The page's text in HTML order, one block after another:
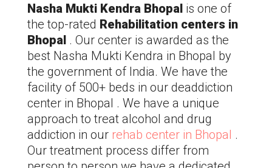
Nasha Mukti Kendra Bhopal is one of
the top-rated Rehabilitation centers in
Bhopal . Our center is awarded as the
best Nasha Mukti Kendra in Bhopal by
the government of India. We have the
facility of 500+ beds in our deaddiction
center in Bhopal . We have a unique
approach to treat alcohol and drug
addiction in our rehab center in Bhopal .
Our treatment process differ from